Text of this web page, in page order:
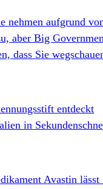
nehmen aufgrund
aber Big
dass Sie
entdeckt
in
Avastin lässt